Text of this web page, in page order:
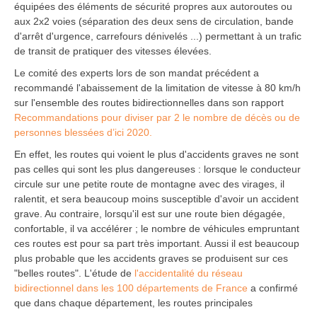
équipées des éléments de sécurité propres aux autoroutes ou
aux 2x2 voies (séparation des deux sens de circulation, bande
d'arrêt d'urgence, carrefours dénivelés ...) permettant à un trafic
de transit de pratiquer des vitesses élevées.
Le comité des experts lors de son mandat précédent a
recommandé l'abaissement de la limitation de vitesse à 80 km/h
sur l'ensemble des routes bidirectionnelles dans son rapport
Recommandations pour diviser par 2 le nombre de décès ou de
personnes blessées d’ici 2020.
En effet, les routes qui voient le plus d'accidents graves ne sont
pas celles qui sont les plus dangereuses : lorsque le conducteur
circule sur une petite route de montagne avec des virages, il
ralentit, et sera beaucoup moins susceptible d'avoir un accident
grave. Au contraire, lorsqu'il est sur une route bien dégagée,
confortable, il va accélérer ; le nombre de véhicules empruntant
ces routes est pour sa part très important. Aussi il est beaucoup
plus probable que les accidents graves se produisent sur ces
"belles routes". L'étude de l'accidentalité du réseau
bidirectionnel dans les 100 départements de France a confirmé
que dans chaque département, les routes principales